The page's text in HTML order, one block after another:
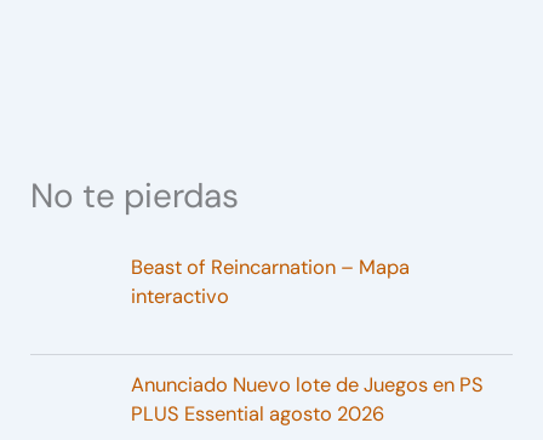
No te pierdas
Beast of Reincarnation – Mapa
interactivo
Anunciado Nuevo lote de Juegos en PS
PLUS Essential agosto 2026